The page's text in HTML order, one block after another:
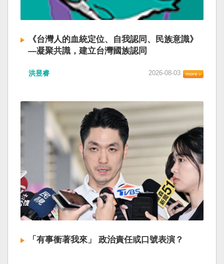
《台灣人的血統定位、自我認同、民族意識》
—凝聚共識，建立台灣國族認同
洪昱睿 2026-08-03
「有事衝著我來」 政治責任或口號表演？